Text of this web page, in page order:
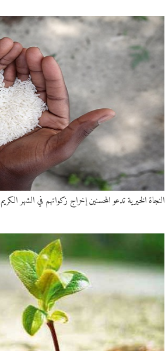
النجاة الخيرية تدعو المحسنين إخراج زكواتهم في الشهر الكريم